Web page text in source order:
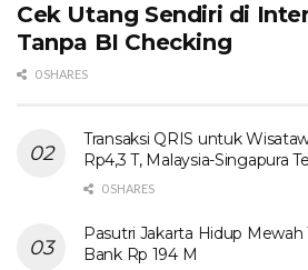
Cek Utang Sendiri di
Tanpa BI Checking
0 SHARES
Transaksi QRIS untuk
Rp4,3 T, Malaysia-Singapura
0 SHARES
Pasutri Jakarta Hidup
Bank Rp 194 M